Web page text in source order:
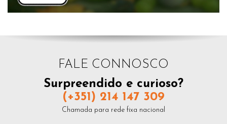
FALE CONNOSCO
Surpreendido e curioso?
(+351) 214 147 309
Chamada para rede fixa nacional